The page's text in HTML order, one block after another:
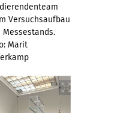
Versuchsaufbau
Messestands.
Marit